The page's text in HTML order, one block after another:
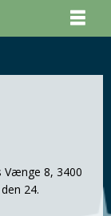
Vænge 8, 3400
24.